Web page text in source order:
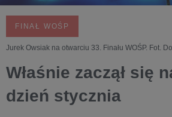
FINAŁ WOŚP
Jurek Owsiak na otwarciu 33. Finału WOŚP. Fot.
Właśnie zaczął się
dzień stycznia